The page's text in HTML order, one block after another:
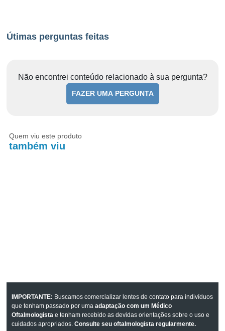
Útimas perguntas feitas
Não encontrei conteúdo relacionado à sua pergunta?
FAZER UMA PERGUNTA
Quem viu este produto
também viu
IMPORTANTE: Buscamos comercializar lentes de contato para indivíduos
que tenham passado por umaadaptação com um Médico
Oftalmologista e tenham recebido as devidas orientações sobre o uso e
cuidados apropriados.Consulte seu oftalmologista regularmente.